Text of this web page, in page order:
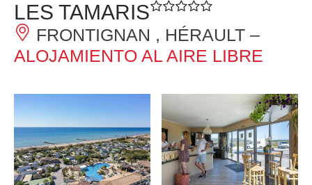
LES TAMARIS
FRONTIGNAN , HÉRAULT –
ALOJAMIENTO AL AIRE LIBRE